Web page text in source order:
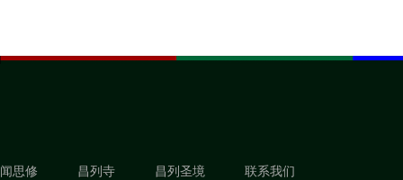
闻思修 昌列寺 昌列圣境 联系我们